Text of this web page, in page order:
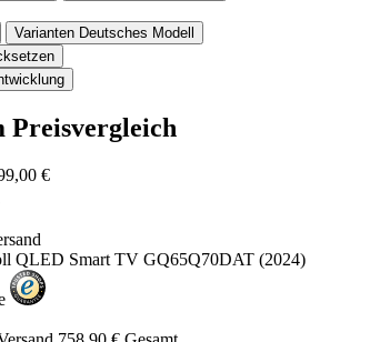
Varianten Deutsches Modell
Preisvergleich
€
QLED Smart TV GQ65Q70DAT (2024)